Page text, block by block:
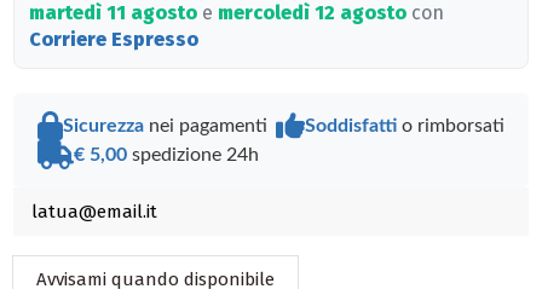
martedì 11 agosto e mercoledì 12 agosto con
Corriere Espresso
Sicurezza nei pagamenti Soddisfattio rimborsati
€ 5,00 spedizione 24h